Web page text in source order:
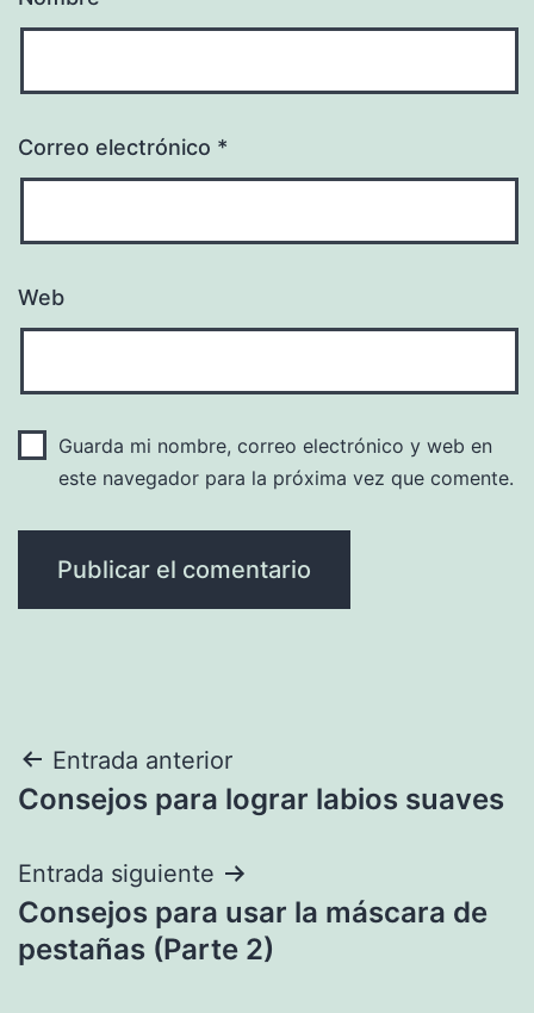
Correo electrónico *
Web
Guarda mi nombre, correo electrónico y web en
este navegador para la próxima vez que comente.
Navegación
de
entradas
Entrada anterior
Consejos para lograr labios suaves
Entrada siguiente
Consejos para usar la máscara de
pestañas (Parte 2)